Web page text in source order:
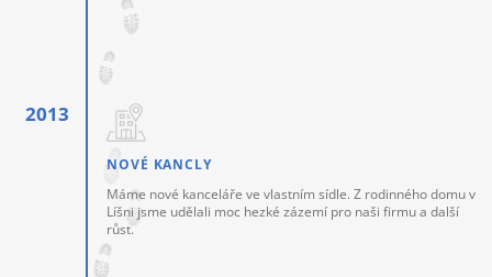
NOVÉ KANCLY
Máme nové kanceláře ve vlastním sídle. Z rodinného domu v
Líšni jsme udělali moc hezké zázemí pro naši firmu a další
růst.